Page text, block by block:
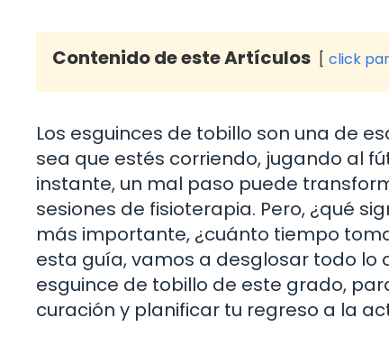
Contenido de este Artículos click
Los esguinces de tobillo son una de
sea que estés corriendo, jugando al
instante, un mal paso puede
sesiones de fisioterapia. Pero, ¿qué
más importante, ¿cuánto tiempo
esta guía, vamos a desglosar todo lo
esguince de tobillo de este grado,
curación y planificar tu regreso a la